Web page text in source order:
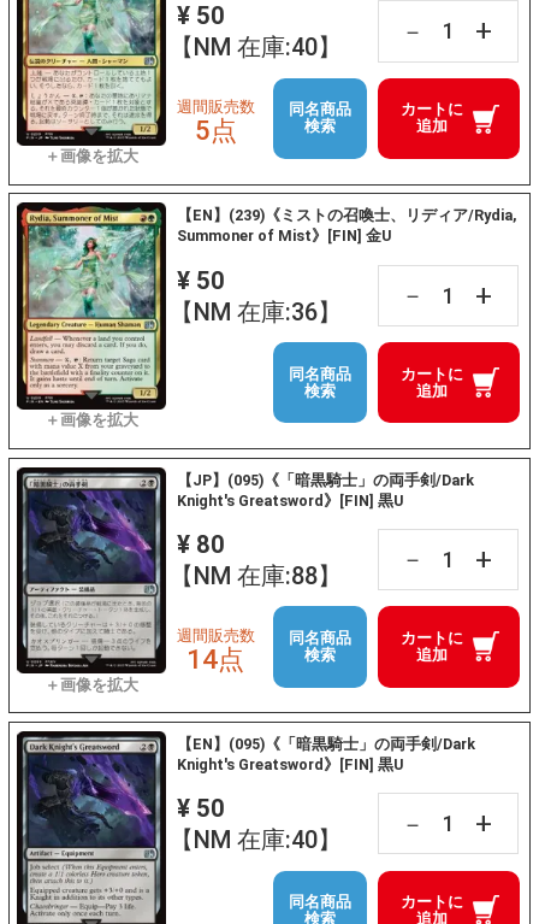
¥ 50
【NM 在庫:40】
－ +
カートに
追加
週間販売数
5点
同名商品
検索
【EN】(239)《ミストの召喚士、リディア/Rydia,
Summoner of Mist》[FIN] 金U
¥ 50
【NM 在庫:36】
－ +
カートに
追加
同名商品
検索
【JP】(095)《「暗黒騎士」の両手剣/Dark
Knight's Greatsword》[FIN] 黒U
¥ 80
【NM 在庫:88】
－ +
カートに
追加
週間販売数
14点
同名商品
検索
【EN】(095)《「暗黒騎士」の両手剣/Dark
Knight's Greatsword》[FIN] 黒U
¥ 50
【NM 在庫:40】
－ +
カートに
追加
同名商品
検索